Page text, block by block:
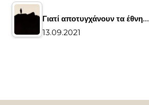
Γιατί αποτυγχάνουν τα έθνη…
13.09.2021